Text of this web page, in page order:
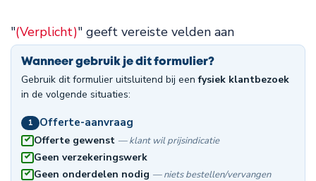
"(Verplicht)" geeft vereiste velden aan
Wanneer gebruik je dit formulier?
Gebruik dit formulier uitsluitend bij eenfysiek klantbezoek
in de volgende situaties:
1 Offerte-aanvraag
Offerte gewenst — klant wil prijsindicatie
Geen verzekeringswerk
Geen onderdelen nodig — niets bestellen/vervangen